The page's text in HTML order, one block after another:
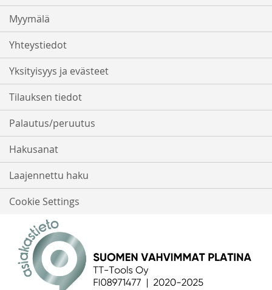
Myymälä
Yhteystiedot
Yksityisyys ja evästeet
Tilauksen tiedot
Palautus/peruutus
Hakusanat
Laajennettu haku
Cookie Settings